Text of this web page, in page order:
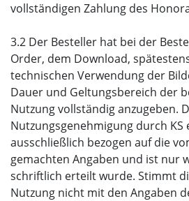
vollständigen Zahlung des
3.2 Der Besteller hat bei der
Order, dem Download,
technischen Verwendung der
Dauer und Geltungsbereich der
Nutzung vollständig anzugeben.
Nutzungsgenehmigung durch KS
ausschließlich bezogen auf die
gemachten Angaben und ist nur
schriftlich erteilt wurde. Stimmt
Nutzung nicht mit den Angaben